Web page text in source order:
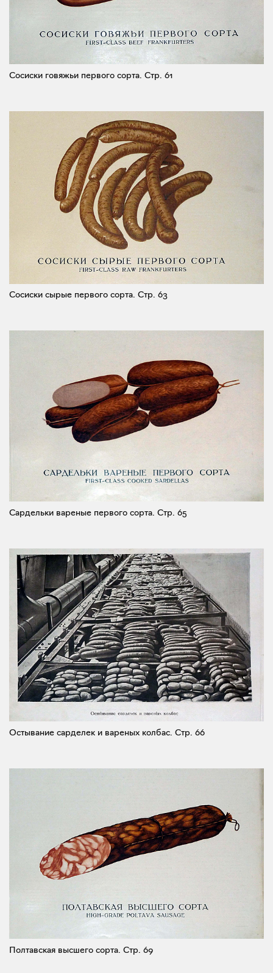
Сосиски говяжьи первого сорта. Стр. 61
Сосиски сырые первого сорта. Стр. 63
Сардельки вареные первого сорта. Стр. 65
Остывание сарделек и вареных колбас. Стр. 66
Полтавская высшего сорта. Стр. 69